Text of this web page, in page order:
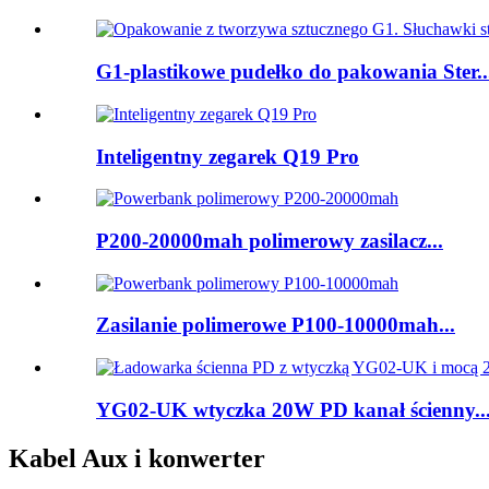
G1-plastikowe pudełko do pakowania
Inteligentny zegarek Q19 Pro
P200-20000mah polimerowy zasilacz...
Zasilanie polimerowe P100-10000mah...
YG02-UK wtyczka 20W PD kanał
Kabel Aux i konwerter